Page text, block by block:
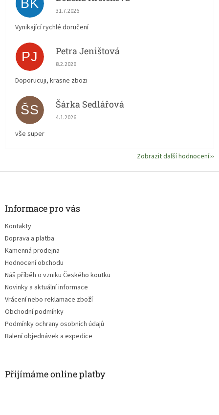
BK Hodnocení obchodu je 5 z 5 hvězdiček.
31.7.2026
Vynikající rychlé doručení
PJ Petra Jeništová
Hodnocení obchodu je 5 z 5 hvězdiček.
8.2.2026
Doporucuji, krasne zbozi
ŠS Šárka Sedlářová
Hodnocení obchodu je 5 z 5 hvězdiček.
4.1.2026
vše super
Zobrazit další hodnocení
Informace pro vás
Kontakty
Doprava a platba
Kamenná prodejna
Hodnocení obchodu
Náš příběh o vzniku Českého koutku
Novinky a aktuální informace
Vrácení nebo reklamace zboží
Obchodní podmínky
Podmínky ochrany osobních údajů
Balení objednávek a expedice
Přijímáme online platby